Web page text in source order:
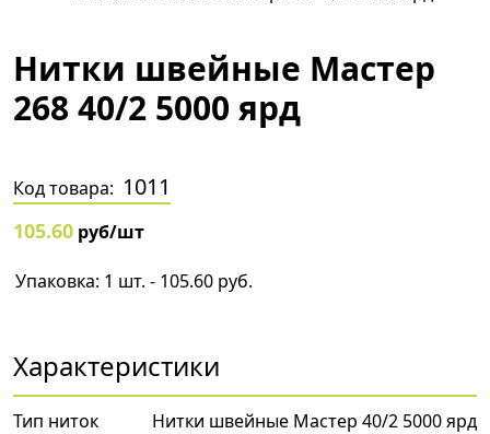
Нитки швейные Мастер
268 40/2 5000 ярд
Код товара: 1011
105.60 руб/шт
Упаковка: 1 шт. - 105.60 руб.
Характеристики
Тип ниток Нитки швейные Мастер 40/2 5000 ярд